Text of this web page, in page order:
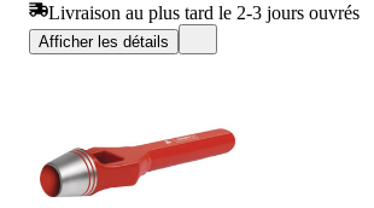
Livraison au plus tard le 2-3 jours ouvrés
Afficher les détails